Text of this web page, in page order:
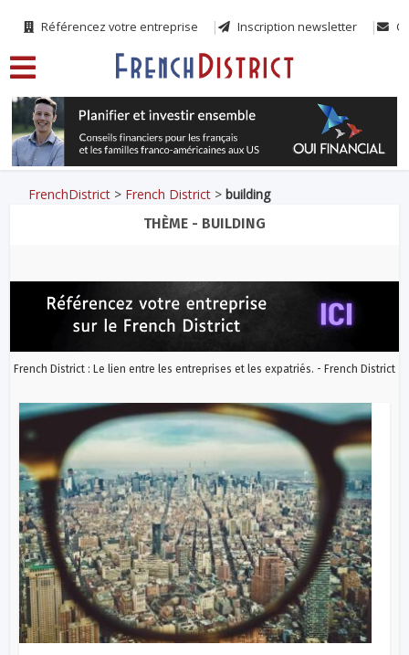
Référencez votre entreprise Inscription newsletter
FrenchDistrict > French District >building
THÈME - BUILDING
French District : Le lien entre les entreprises et les expatriés. - French District